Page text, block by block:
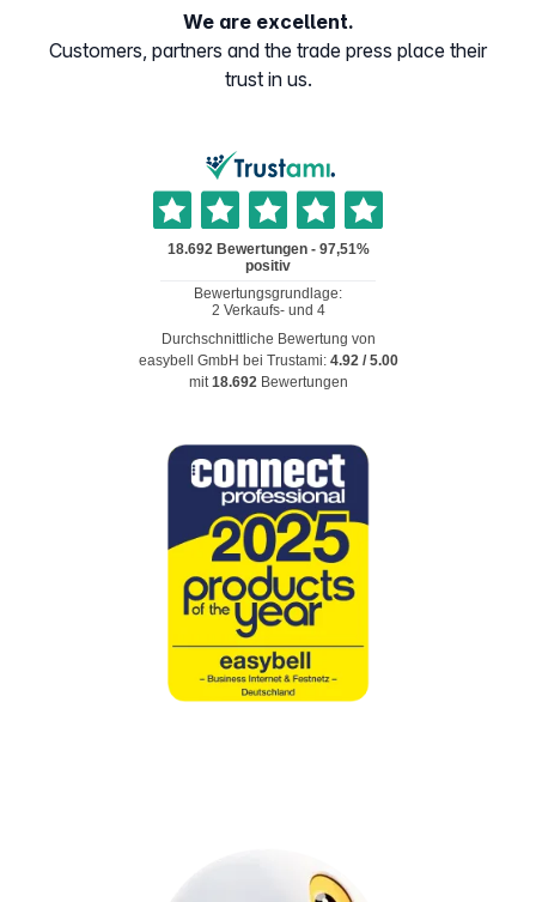
We are excellent.
Customers, partners and the trade press place their
trust in us.
Durchschnittliche Bewertung von
easybell GmbH bei Trustami: 4.92/ 5.00
mit18.692 Bewertungen